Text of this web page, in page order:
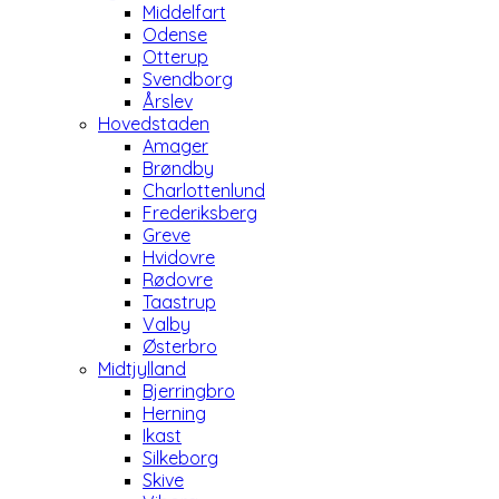
Middelfart
Odense
Otterup
Svendborg
Årslev
Hovedstaden
Amager
Brøndby
Charlottenlund
Frederiksberg
Greve
Hvidovre
Rødovre
Taastrup
Valby
Østerbro
Midtjylland
Bjerringbro
Herning
Ikast
Silkeborg
Skive